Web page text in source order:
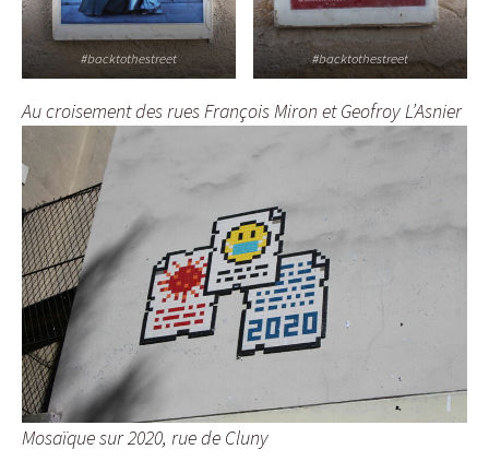
#backtothestreet #backtothestreet
Au croisement des rues François Miron et Geofroy L’Asnier
Mosaïque sur 2020, rue de Cluny